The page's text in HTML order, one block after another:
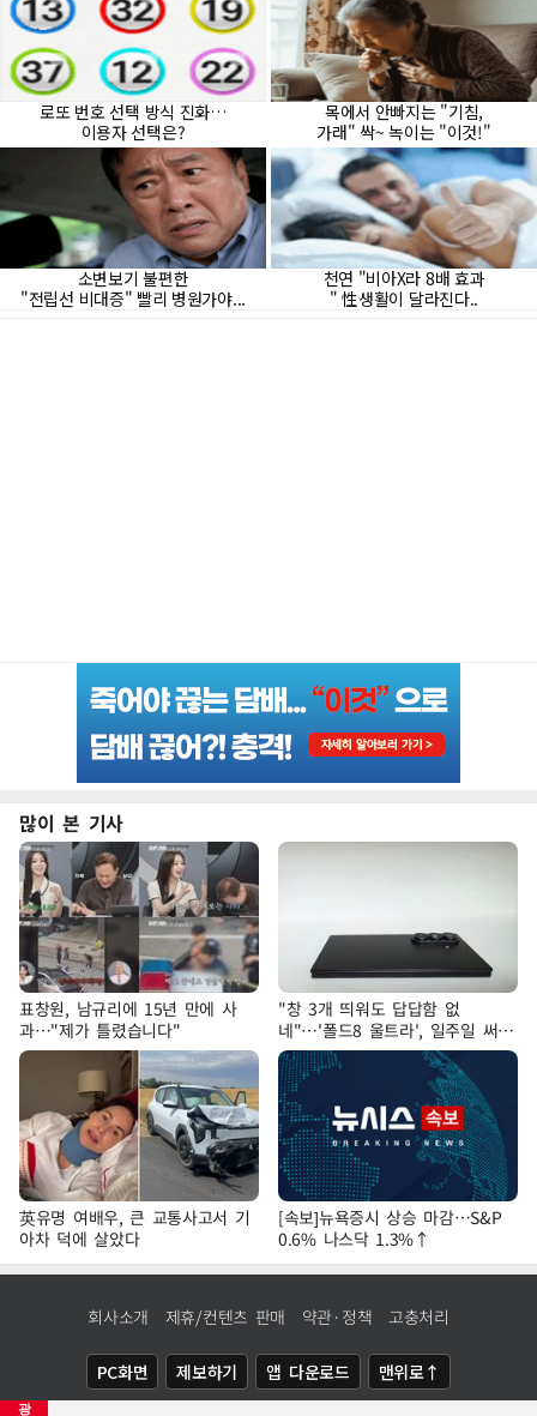
광
많이 본 기사
표창원, 남규리에 15년 만에 사
과…"제가 틀렸습니다"
"창 3개 띄워도 답답함 없
네"…'폴드8 울트라', 일주일 써보
니
英유명 여배우, 큰 교통사고서 기
아차 덕에 살았다
[속보]뉴욕증시 상승 마감…S&P
0.6% 나스닥 1.3%↑
회사소개 제휴/컨텐츠 판매 약관·정책 고충처리
PC화면 제보하기 앱 다운로드 맨위로↑